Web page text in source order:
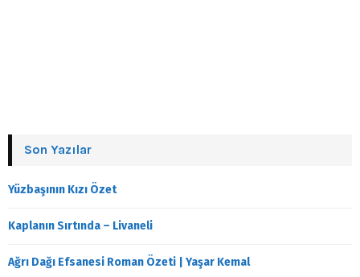
Son Yazılar
Yüzbaşının Kızı Özet
Kaplanın Sırtında – Livaneli
Ağrı Dağı Efsanesi Roman Özeti | Yaşar Kemal